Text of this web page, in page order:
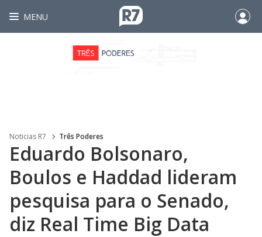
MENU
Noticias R7 Três Poderes
Eduardo Bolsonaro,
Boulos e Haddad lideram
pesquisa para o Senado,
diz Real Time Big Data